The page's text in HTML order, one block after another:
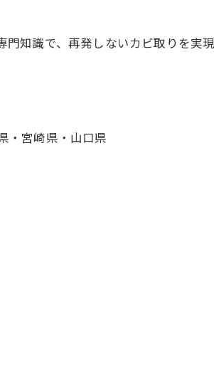
知識で、再発しないカビ取りを実
・宮崎県・山口県